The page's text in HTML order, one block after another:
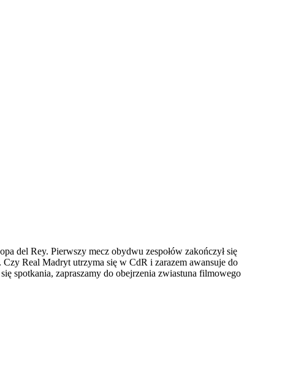
del Rey. Pierwszy mecz obydwu zespołów zakończył się
Real Madryt utrzyma się w CdR i zarazem awansuje do
spotkania, zapraszamy do obejrzenia zwiastuna filmowego